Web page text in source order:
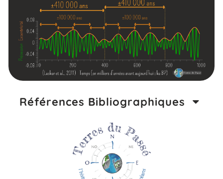
Références Bibliographiques